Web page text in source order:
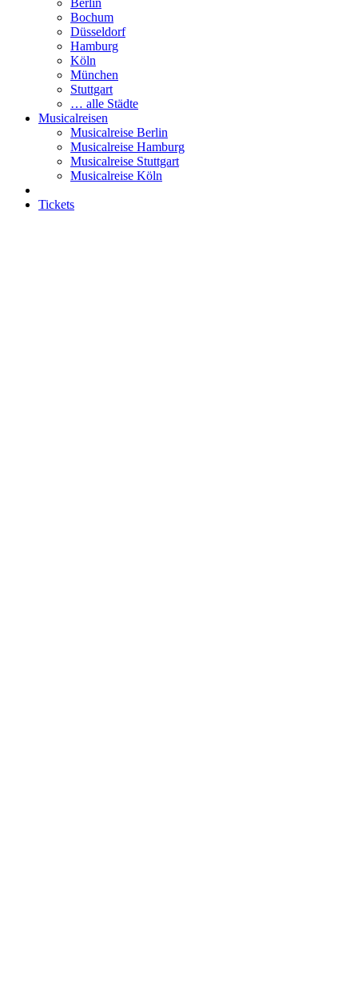
Berlin
Bochum
Düsseldorf
Hamburg
Köln
München
Stuttgart
… alle Städte
Musicalreisen
Musicalreise Berlin
Musicalreise Hamburg
Musicalreise Stuttgart
Musicalreise Köln
Tickets